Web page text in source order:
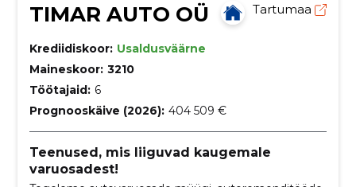
TIMAR AUTO OÜ Tartumaa
Krediidiskoor: Usaldusväärne
Maineskoor: 3210
Töötajaid: 6
Prognooskäive (2026): 404 509 €
Teenused, mis liiguvad kaugemale
varuosadest!